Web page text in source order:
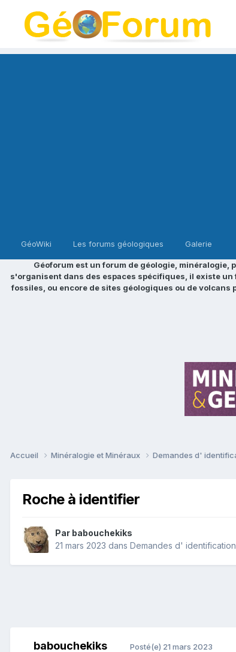
GéoWiki Les forums géologiques Galerie
Géoforum est un forum de géologie,
s'organisent dans des espaces spécifiques, il existe
fossiles, ou encore de sites géologiques ou de volcans
Accueil Minéralogie et Minéraux Demandes d'
Roche à identifier
Par babouchekiks
21 mars 2023 dans Demandes d'
babouchekiks Posté(e) 21 mars 2023